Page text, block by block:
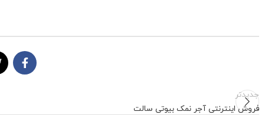
جدیدتر
فروش اینترنتی آجر نمک بیوتی سالت